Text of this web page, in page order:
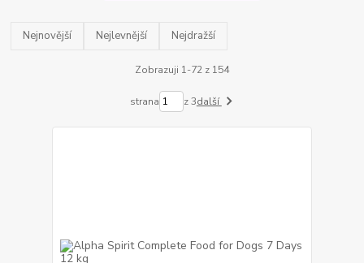
Nejnovější Nejlevnější Nejdražší
Zobrazuji 1-72 z 154
strana z 3další